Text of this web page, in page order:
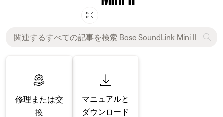
修理または交
換
マニュアルと
ダウンロード